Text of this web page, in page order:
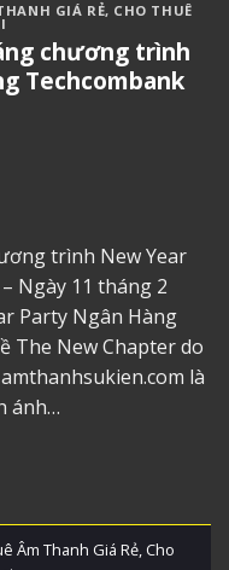
GIÁ RẺ, CHO THUÊ
chương trình
Techcombank
trình New Year
Ngày 11 tháng 2
Party Ngân Hàng
The New Chapter do
là
ánh…
Âm Thanh Giá Rẻ, Cho